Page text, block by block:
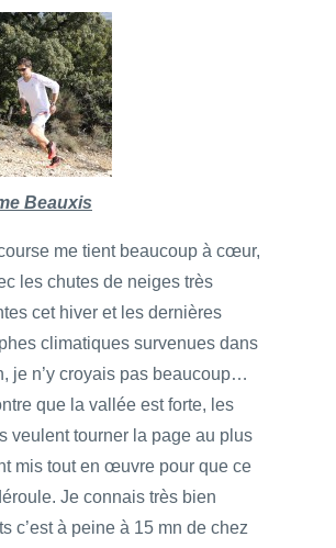
Beauxis
me tient beaucoup à cœur,
les chutes de neiges très
cet hiver et les dernières
climatiques survenues dans
je n’y croyais pas beaucoup…
que la vallée est forte, les
veulent tourner la page au plus
mis tout en œuvre pour que ce
Je connais très bien
c’est à peine à 15 mn de chez